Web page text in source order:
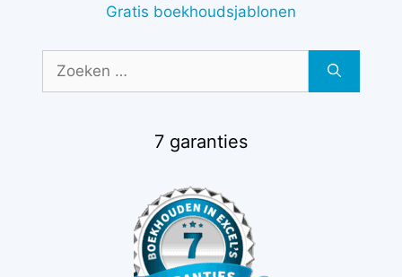
Gratis boekhoudsjablonen
naar:
7 garanties